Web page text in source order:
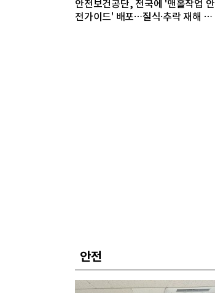
안전보건공단, 전국에 '맨홀작업 안
전가이드' 배포…질식·추락 재해 예
안전